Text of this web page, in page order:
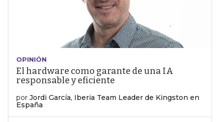
OPINIÓN
El hardware como garante de una IA
responsable y eficiente
por Jordi García, Iberia Team Leader de Kingston en
España